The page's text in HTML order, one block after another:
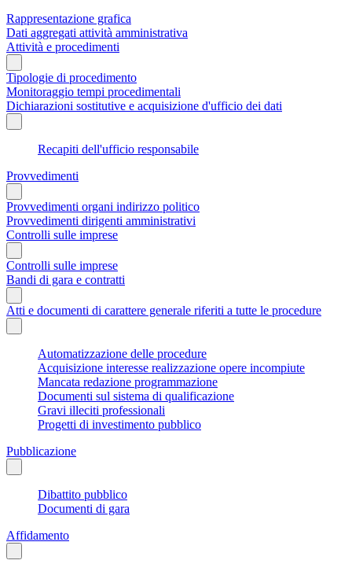
Rappresentazione grafica
Dati aggregati attività amministrativa
Attività e procedimenti
Tipologie di procedimento
Monitoraggio tempi procedimentali
Dichiarazioni sostitutive e acquisizione d'ufficio dei dati
Recapiti dell'ufficio responsabile
Provvedimenti
Provvedimenti organi indirizzo politico
Provvedimenti dirigenti amministrativi
Controlli sulle imprese
Controlli sulle imprese
Bandi di gara e contratti
Atti e documenti di carattere generale riferiti a tutte le procedure
Automatizzazione delle procedure
Acquisizione interesse realizzazione opere incompiute
Mancata redazione programmazione
Documenti sul sistema di qualificazione
Gravi illeciti professionali
Progetti di investimento pubblico
Pubblicazione
Dibattito pubblico
Documenti di gara
Affidamento